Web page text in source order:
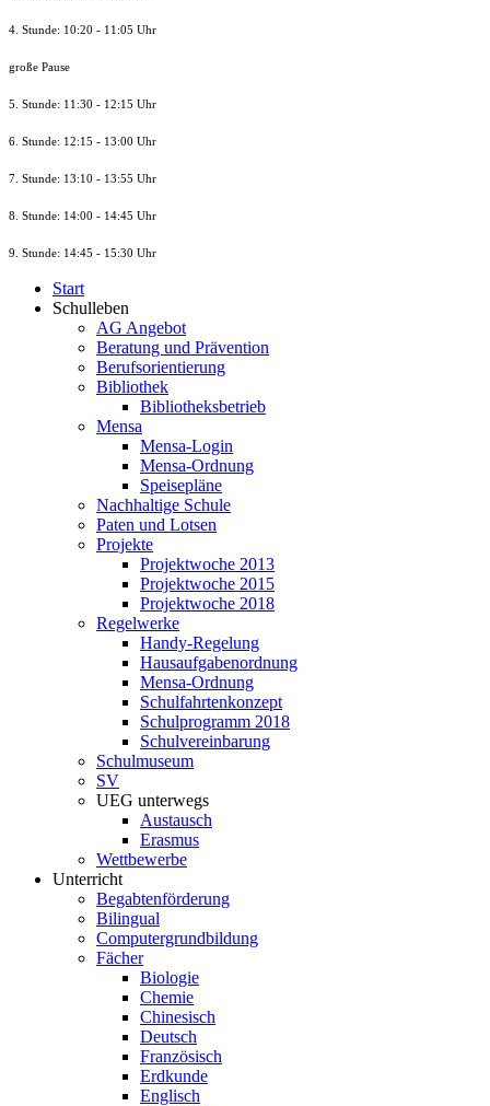
4. Stunde: 10:20 - 11:05 Uhr
große Pause
5. Stunde: 11:30 - 12:15 Uhr
6. Stunde: 12:15 - 13:00 Uhr
7. Stunde: 13:10 - 13:55 Uhr
8. Stunde: 14:00 - 14:45 Uhr
9. Stunde: 14:45 - 15:30 Uhr
Start
Schulleben
AG Angebot
Beratung und Prävention
Berufsorientierung
Bibliothek
Bibliotheksbetrieb
Mensa
Mensa-Login
Mensa-Ordnung
Speisepläne
Nachhaltige Schule
Paten und Lotsen
Projekte
Projektwoche 2013
Projektwoche 2015
Projektwoche 2018
Regelwerke
Handy-Regelung
Hausaufgabenordnung
Mensa-Ordnung
Schulfahrtenkonzept
Schulprogramm 2018
Schulvereinbarung
Schulmuseum
SV
UEG unterwegs
Austausch
Erasmus
Wettbewerbe
Unterricht
Begabtenförderung
Bilingual
Computergrundbildung
Fächer
Biologie
Chemie
Chinesisch
Deutsch
Französisch
Erdkunde
Englisch